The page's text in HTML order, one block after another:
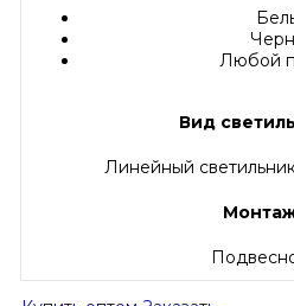
Любой
Вид
Линейный